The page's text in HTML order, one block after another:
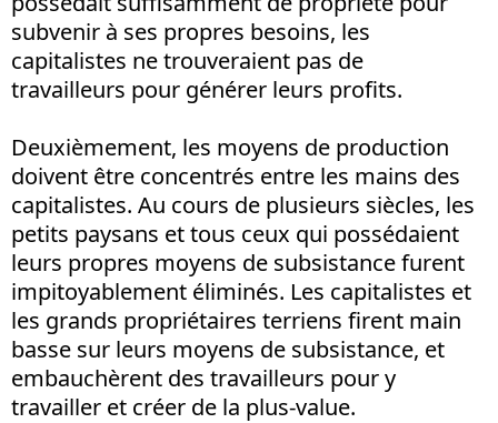
subvenir à ses propres besoins, les
capitalistes ne trouveraient pas de
travailleurs pour générer leurs profits.
Deuxièmement, les moyens de production
doivent être concentrés entre les mains des
capitalistes. Au cours de plusieurs siècles, les
petits paysans et tous ceux qui possédaient
leurs propres moyens de subsistance furent
impitoyablement éliminés. Les capitalistes et
les grands propriétaires terriens firent main
basse sur leurs moyens de subsistance, et
embauchèrent des travailleurs pour y
travailler et créer de la plus-value.